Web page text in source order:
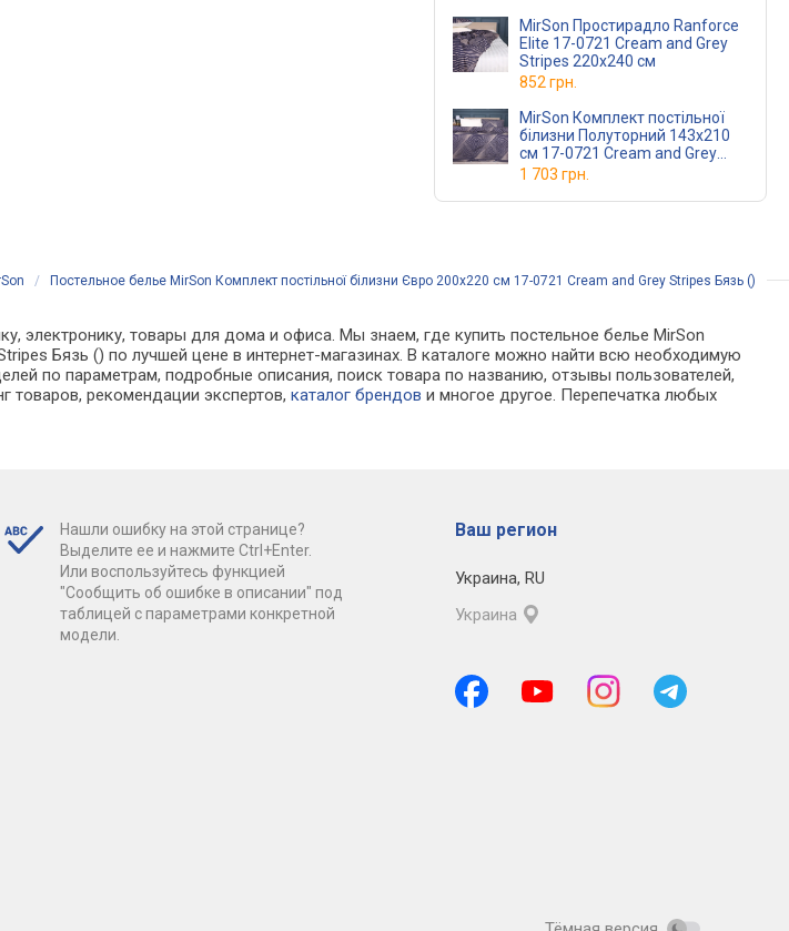
MirSon Простирадло Ranforce
Elite 17-0721 Cream and Grey
Stripes 220x240 см
852 грн.
MirSon Комплект постільної
білизни Полуторний 143х210
см 17-0721 Cream and Grey
Stripes Ranforce Elite
1 703 грн.
/ Постельное белье MirSon Комплект постільної білизни Євро 200х220 см 17-0721 Cream and Grey Stripes Бязь ()
электронику, товары для дома и офиса. Мы знаем, где купить постельное белье MirSon
Бязь () по лучшей цене в интернет-магазинах. В каталоге можно найти всю необходимую
по параметрам, подробные описания, поиск товара по названию, отзывы пользователей,
товаров, рекомендации экспертов,каталог брендов и многое другое. Перепечатка любых
Нашли ошибку на этой странице?
Выделите ее и нажмите Ctrl+Enter.
Или воспользуйтесь функцией
"Сообщить об ошибке в описании" под
таблицей с параметрами конкретной
модели.
Ваш регион
Украина, RU
Украина